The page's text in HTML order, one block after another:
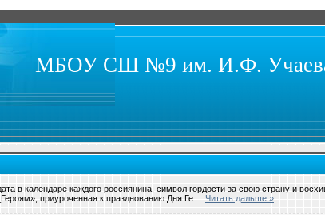
МБОУ СШ №9 им. И.Ф. Учаева
в календаре каждого россиянина, символ гордости за свою страну и
приуроченная к празднованию Дня Ге
Читать дальше »